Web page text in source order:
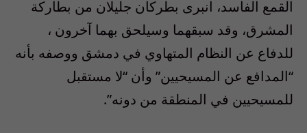
القمع الفاسد، انبرى بطركان جليلان من بطاركة
المشرق، وقد سبقهما وسيلحق بهما آخرون ،
للدفاع عن النظام المتهاوي في دمشق ووصفه بأنه
“المدافع عن المسيحيين” وأن “لا مستقبل
للمسيحيين في المنطقة من دونه”.